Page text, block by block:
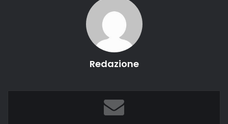
Redazione